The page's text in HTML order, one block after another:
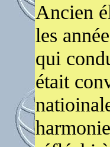
Ancien
les
qui
était